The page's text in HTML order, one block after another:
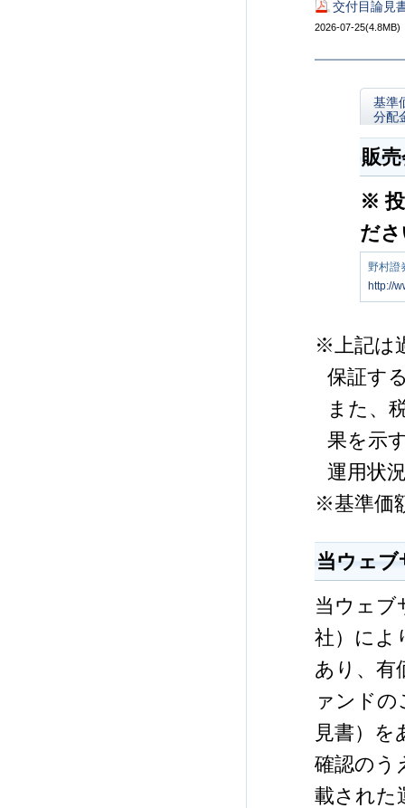
交付目論見
2026-07-25(4.8MB)
基準
分配
販
※ 投
だ
野村證
http://
※上記は
保証す
また、
果を示
運用状
※基準価
当ウェ
当ウェブ
社）によ
あり、有
ァンドの
見書）
確認のう
載された